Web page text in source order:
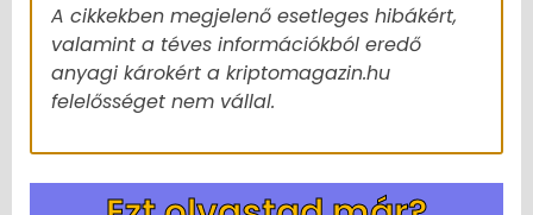
A cikkekben megjelenő esetleges hibákért,
valamint a téves információkból eredő
anyagi károkért a kriptomagazin.hu
felelősséget nem vállal.